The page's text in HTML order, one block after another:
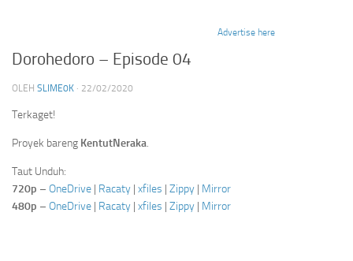
Advertise here
Dorohedoro – Episode 04
OLEH SLIME0K · 22/02/2020
Terkaget!
Proyek bareng KentutNeraka.
Taut Unduh:
720p – OneDrive | Racaty | xfiles | Zippy | Mirror
480p – OneDrive | Racaty | xfiles | Zippy | Mirror